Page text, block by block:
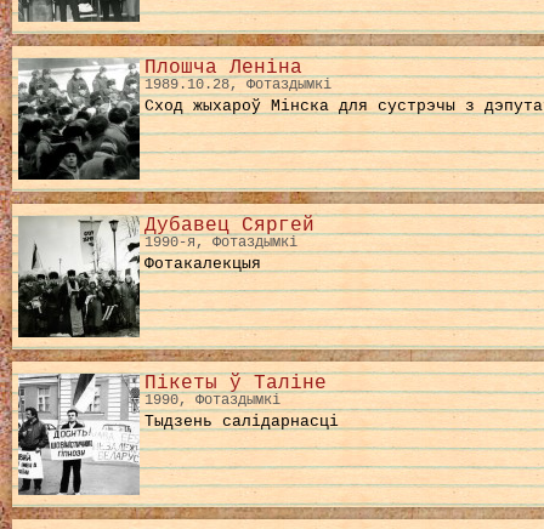
Плошча Леніна
1989.10.28, Фотаздымкі
Сход жыхароў Мінска для сустрэчы з
Дубавец Сяргей
1990-я, Фотаздымкі
Фотакалекцыя
Пікеты ў Таліне
1990, Фотаздымкі
Тыдзень салідарнасці